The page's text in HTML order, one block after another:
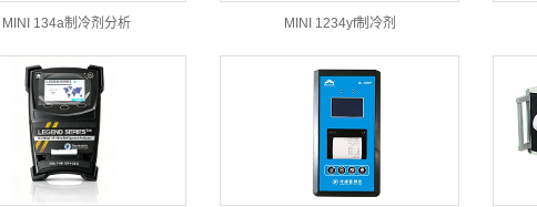
MINI 134a制冷剂分析 MINI 1234yf制冷剂